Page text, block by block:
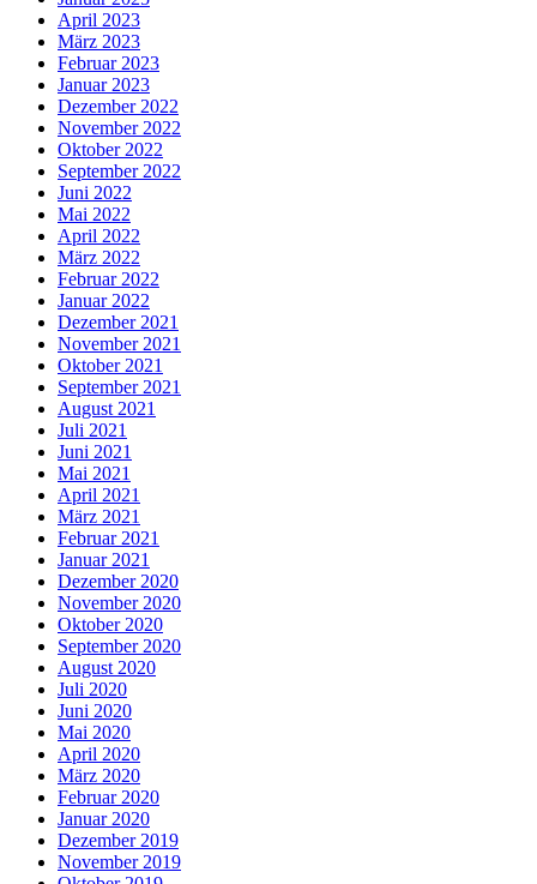
April 2023
März 2023
Februar 2023
Januar 2023
Dezember 2022
November 2022
Oktober 2022
September 2022
Juni 2022
Mai 2022
April 2022
März 2022
Februar 2022
Januar 2022
Dezember 2021
November 2021
Oktober 2021
September 2021
August 2021
Juli 2021
Juni 2021
Mai 2021
April 2021
März 2021
Februar 2021
Januar 2021
Dezember 2020
November 2020
Oktober 2020
September 2020
August 2020
Juli 2020
Juni 2020
Mai 2020
April 2020
März 2020
Februar 2020
Januar 2020
Dezember 2019
November 2019